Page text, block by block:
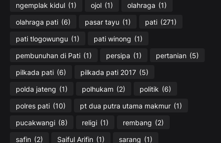
ngemplak kidul (1) ojol (1) olahraga (1)
olahraga pati (6) pasar tayu (1) pati (271)
pati tlogowungu (1) pati winong (1)
pembunuhan di Pati (1) persipa (1) pertanian (5)
pilkada pati (6) pilkada pati 2017 (5)
polda jateng (1) polhukam (2) politik (6)
polres pati (10) pt dua putra utama makmur (1)
pucakwangi (8) religi (1) rembang (2)
safin (2) Saiful Arifin (1) sarang (1)